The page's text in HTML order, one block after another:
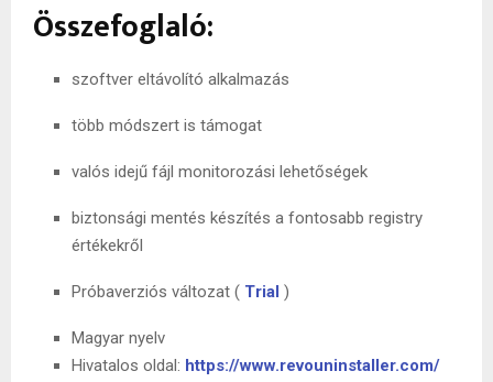
Összefoglaló:
szoftver eltávolító alkalmazás
több módszert is támogat
valós idejű fájl monitorozási lehetőségek
biztonsági mentés készítés a fontosabb registry
értékekről
Próbaverziós változat ( Trial )
Magyar nyelv
Hivatalos oldal: https://www.revouninstaller.com/